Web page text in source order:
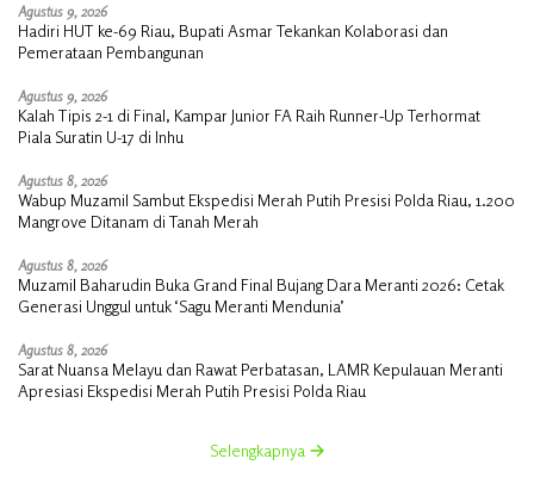
Agustus 9, 2026
Hadiri HUT ke-69 Riau, Bupati Asmar Tekankan Kolaborasi dan
Pemerataan Pembangunan
Agustus 9, 2026
Kalah Tipis 2-1 di Final, Kampar Junior FA Raih Runner-Up Terhormat
Piala Suratin U-17 di Inhu
Agustus 8, 2026
Wabup Muzamil Sambut Ekspedisi Merah Putih Presisi Polda Riau, 1.200
Mangrove Ditanam di Tanah Merah
Agustus 8, 2026
Muzamil Baharudin Buka Grand Final Bujang Dara Meranti 2026: Cetak
Generasi Unggul untuk ‘Sagu Meranti Mendunia’
Agustus 8, 2026
Sarat Nuansa Melayu dan Rawat Perbatasan, LAMR Kepulauan Meranti
Apresiasi Ekspedisi Merah Putih Presisi Polda Riau
Selengkapnya